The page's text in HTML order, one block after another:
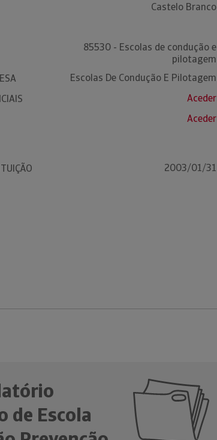
Castelo Branco
85530 - Escolas de condução e
pilotagem
Escolas De Condução E Pilotagem
Aceder
Aceder
2003/01/31
de Escola